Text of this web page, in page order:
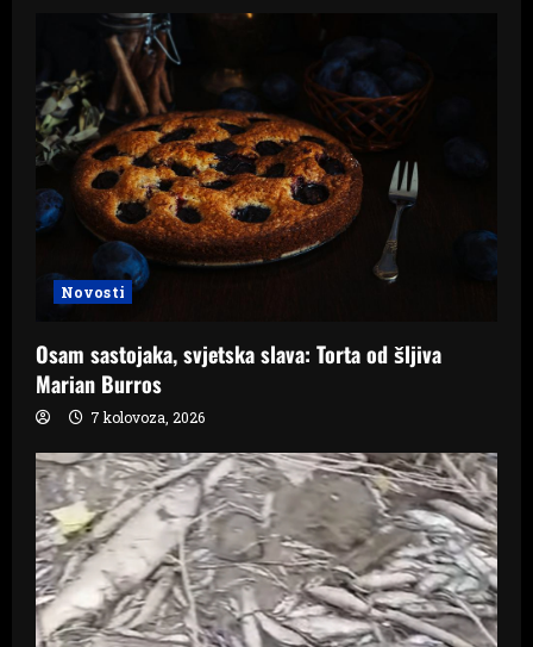
Novosti
Osam sastojaka, svjetska slava: Torta od šljiva
Marian Burros
7 kolovoza, 2026